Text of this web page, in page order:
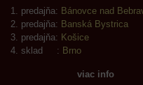
predajňa: Bánovce nad
predajňa: Banská Bystrica
predajňa: Košice
sklad : Brno +420
viac info